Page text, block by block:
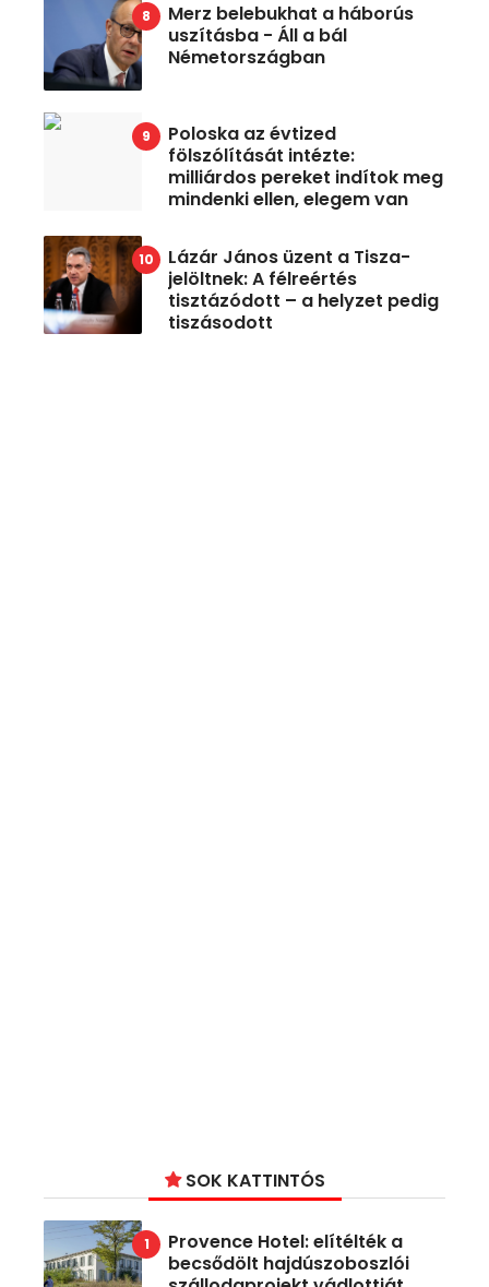
Merz belebukhat a háborús
uszításba - Áll a bál
Németországban
Poloska az évtized
fölszólítását intézte:
milliárdos pereket indítok meg
mindenki ellen, elegem van
Lázár János üzent a Tisza-
jelöltnek: A félreértés
tisztázódott – a helyzet pedig
tiszásodott
SOK KATTINTÓS
Provence Hotel: elítélték a
becsődölt hajdúszoboszlói